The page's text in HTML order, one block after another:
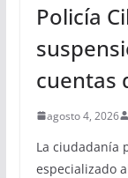
Policía
cuentas
agosto 4, 2026
La ciudadanía
especializado